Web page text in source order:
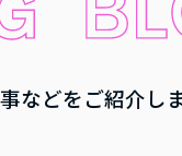
などをご紹介し